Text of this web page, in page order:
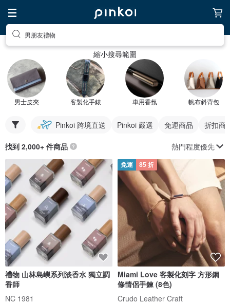
男朋友禮物
縮小搜尋範圍
男士皮夾 客製化手錶 車用香氛 帆布斜背包
Pinkoi 跨境直送 Pinkoi 嚴選 免運商品 折扣商
找到 2,000+ 件商品 熱門程度優先
禮物 山林島嶼系列淡香水 獨立調
香師
NC 1981
免運 85 折
Miami Love 客製化刻字 方形鋼
條情侶手鍊 (8色)
Crudo Leather Craft